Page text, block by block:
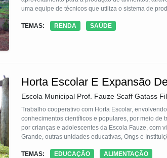
uma equipe de técnicos que utiliza o sistema de
TEMAS: RENDA SAÚDE
Horta Escolar E Expansão
Escola Municipal Prof. Fauze Scaff Gatass
Trabalho cooperativo com Horta Escolar,
conhecimentos científicos e populares, por meio de trocas de experiências e distribuição de mudas de hortaliças produzidas
por crianças e adolescentes da Escola Fauze, com
Grande, outras unidades educativas, Ongs e
TEMAS: EDUCAÇÃO ALIMENTAÇÃO